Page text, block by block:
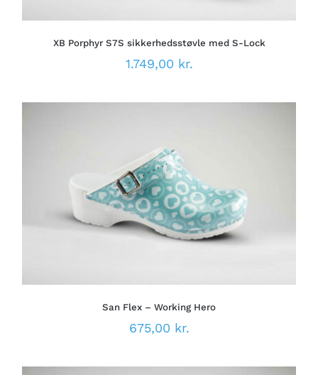
KAN
VÆLGES
VARESIDEN
XB Porphyr S7S sikkerhedsstøvle med S-Lock
1.749,00 kr.
VÆLG MULIGHEDER DETTE
VARE
HAR
FLERE
VARIANTER.
VÆLGES
VARESIDEN
/
DETALJER
San Flex – Working Hero
675,00 kr.